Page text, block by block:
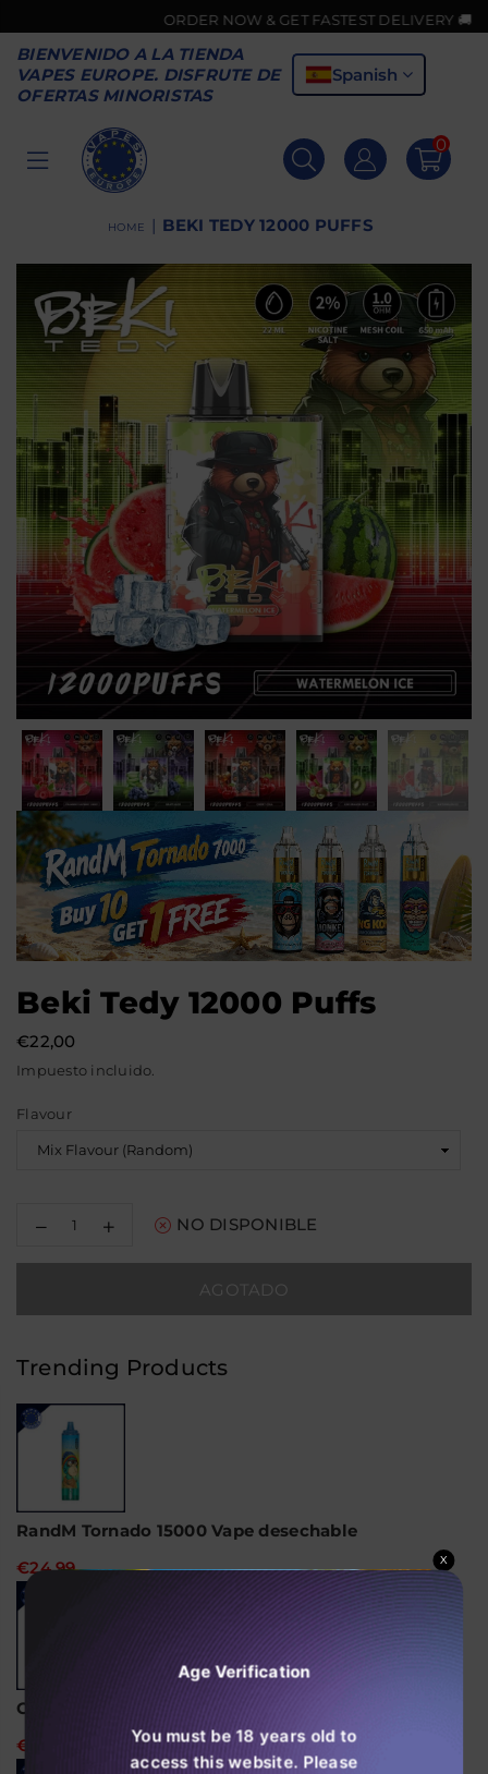
ORDER NOW & GET FASTEST DELIVERY 🚚
BIENVENIDO A LA TIENDA
VAPES EUROPE. DISFRUTE DE
OFERTAS MINORISTAS
Spanish
VAPES
EUROPE
0
HOME | BEKI TEDY 12000 PUFFS
Beki Tedy 12000 Puffs
Precio
habitual
€22,00
Impuesto incluido.
Flavour
Decrease
for
12000
Increase
for
12000
NO DISPONIBLE
AGOTADO
Trending Products
RandM Tornado 15000 Vape desechable
€24,99
Ghost Pro 3500 Puffs Disposable Vape
€14,99
X
Age Verification
You must be 18 years old to
access this website. Please